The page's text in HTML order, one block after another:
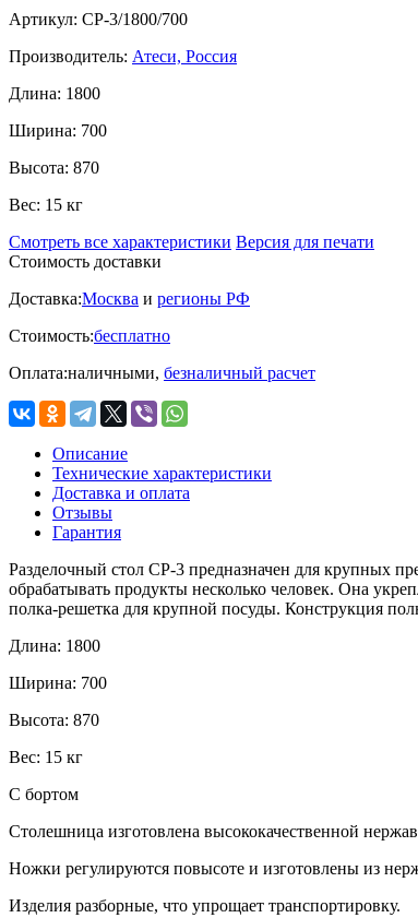
Артикул: СР-3/1800/700
Производитель: Атеси, Россия
Длина: 1800
Ширина: 700
Высота: 870
Вес: 15 кг
Смотреть все характеристики Версия для печати
Стоимость доставки
Доставка:Москва и регионы РФ
Стоимость:бесплатно
Оплата:наличными, безналичный расчет
Описание
Технические характеристики
Доставка и оплата
Отзывы
Гарантия
Разделочный стол СР-3 предназначен для крупных
обрабатывать продукты несколько человек. Она
полка-решетка для крупной посуды. Конструкция
Длина: 1800
Ширина: 700
Высота: 870
Вес: 15 кг
С бортом
Столешница изготовлена высококачественной
Ножки регулируются повысоте и изготовлены из
Изделия разборные, что упрощает транспортировку.